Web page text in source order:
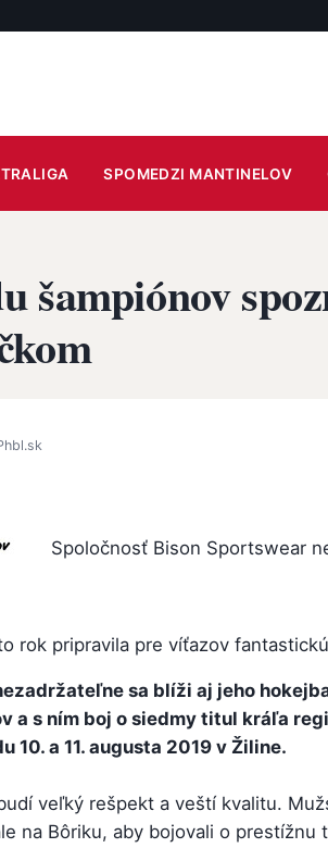
SPOMEDZI MANTINELOV
šampiónov
Spoločnosť Bison Sportswear
rok pripravila pre víťazov
sa blíži aj jeho
a s ním boj o siedmy titul kráľa
10. a 11. augusta 2019 v Žiline.
veľký rešpekt a veští kvalitu.
na Bôriku, aby bojovali o prestížnu